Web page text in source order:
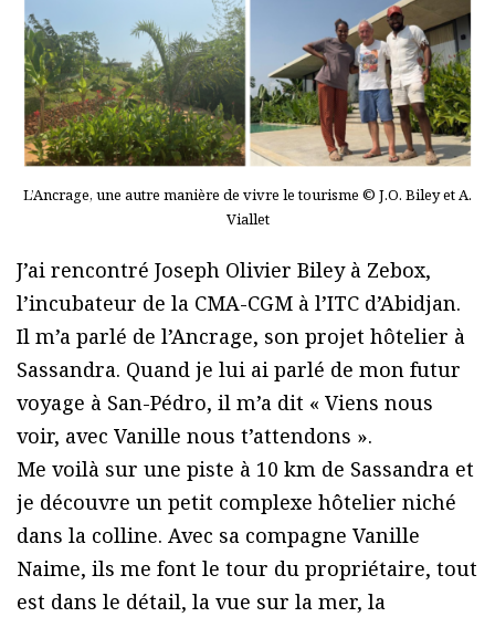
L’Ancrage, une autre manière de vivre le tourisme © J.O. Biley et A.
Viallet
J’ai rencontré Joseph Olivier Biley à Zebox,
l’incubateur de la CMA-CGM à l’ITC d’Abidjan.
Il m’a parlé de l’Ancrage, son projet hôtelier à
Sassandra. Quand je lui ai parlé de mon futur
voyage à San-Pédro, il m’a dit « Viens nous
voir, avec Vanille nous t’attendons ».
Me voilà sur une piste à 10 km de Sassandra et
je découvre un petit complexe hôtelier niché
dans la colline. Avec sa compagne Vanille
Naime, ils me font le tour du propriétaire, tout
est dans le détail, la vue sur la mer, la